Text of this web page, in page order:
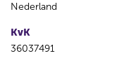
Nederland
KvK
36037491